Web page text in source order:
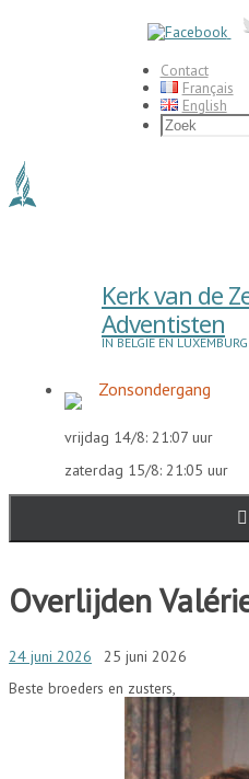
Contact
Français
English
Zoeken
naar:
Kerk van de
Adventisten
IN BELGIË EN LUXEMBURG
Zonsondergang
vrijdag 14/8: 21:07 uur
zaterdag 15/8: 21:05 uur
Overlijden
24 juni 2026
25 juni 2026
Beste broeders en zusters,